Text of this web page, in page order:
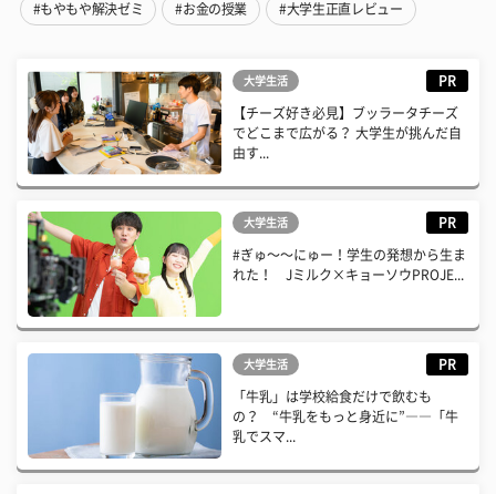
#もやもや解決ゼミ #お金の授業 #大学生正直レビュー
大学生活 PR
【チーズ好き必見】ブッラータチーズ
でどこまで広がる？ 大学生が挑んだ自
由す...
大学生活 PR
#ぎゅ〜〜にゅー！学生の発想から生ま
れた！ Jミルク×キョーソウPROJE...
大学生活 PR
「牛乳」は学校給食だけで飲むも
の？ “牛乳をもっと身近に”――「牛
乳でスマ...